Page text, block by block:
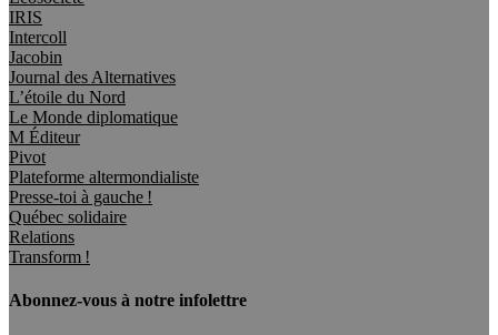
IRIS
Intercoll
Jacobin
Journal des Alternatives
L’étoile du Nord
Le Monde diplomatique
M Éditeur
Pivot
Plateforme altermondialiste
Presse-toi à gauche !
Québec solidaire
Relations
Transform !
Abonnez-vous à notre infolettre